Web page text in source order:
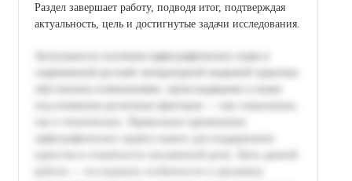
Раздел завершает работу, подводя итог, подтверждая
актуальность, цель и достигнутые задачи исследования.